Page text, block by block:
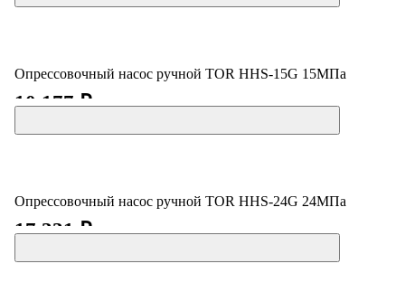
Опрессовочный насос ручной TOR HHS-15G 15МПа
10 177 ₽
Опрессовочный насос ручной TOR HHS-24G 24МПа
17 331 ₽